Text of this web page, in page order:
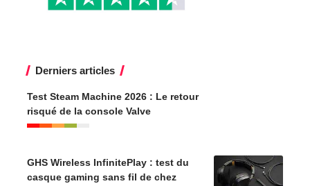
Derniers articles
Test Steam Machine 2026 : Le retour
risqué de la console Valve
GHS Wireless InfinitePlay : test du
casque gaming sans fil de chez